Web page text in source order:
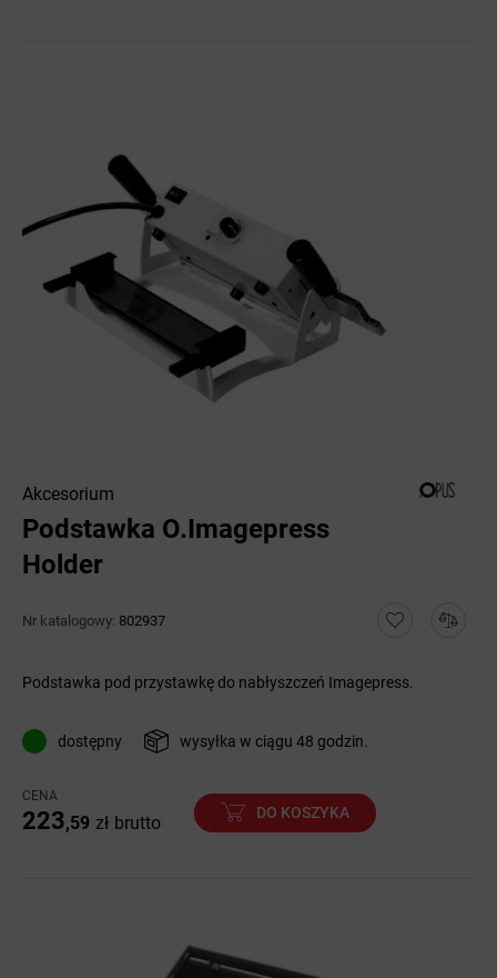
Akcesorium
Podstawka O.Imagepress
Holder
Nr katalogowy: 802937
Podstawka pod przystawkę do nabłyszczeń Imagepress.
dostępny wysyłka w ciągu 48 godzin.
CENA
223,59 zł brutto
DO KOSZYKA